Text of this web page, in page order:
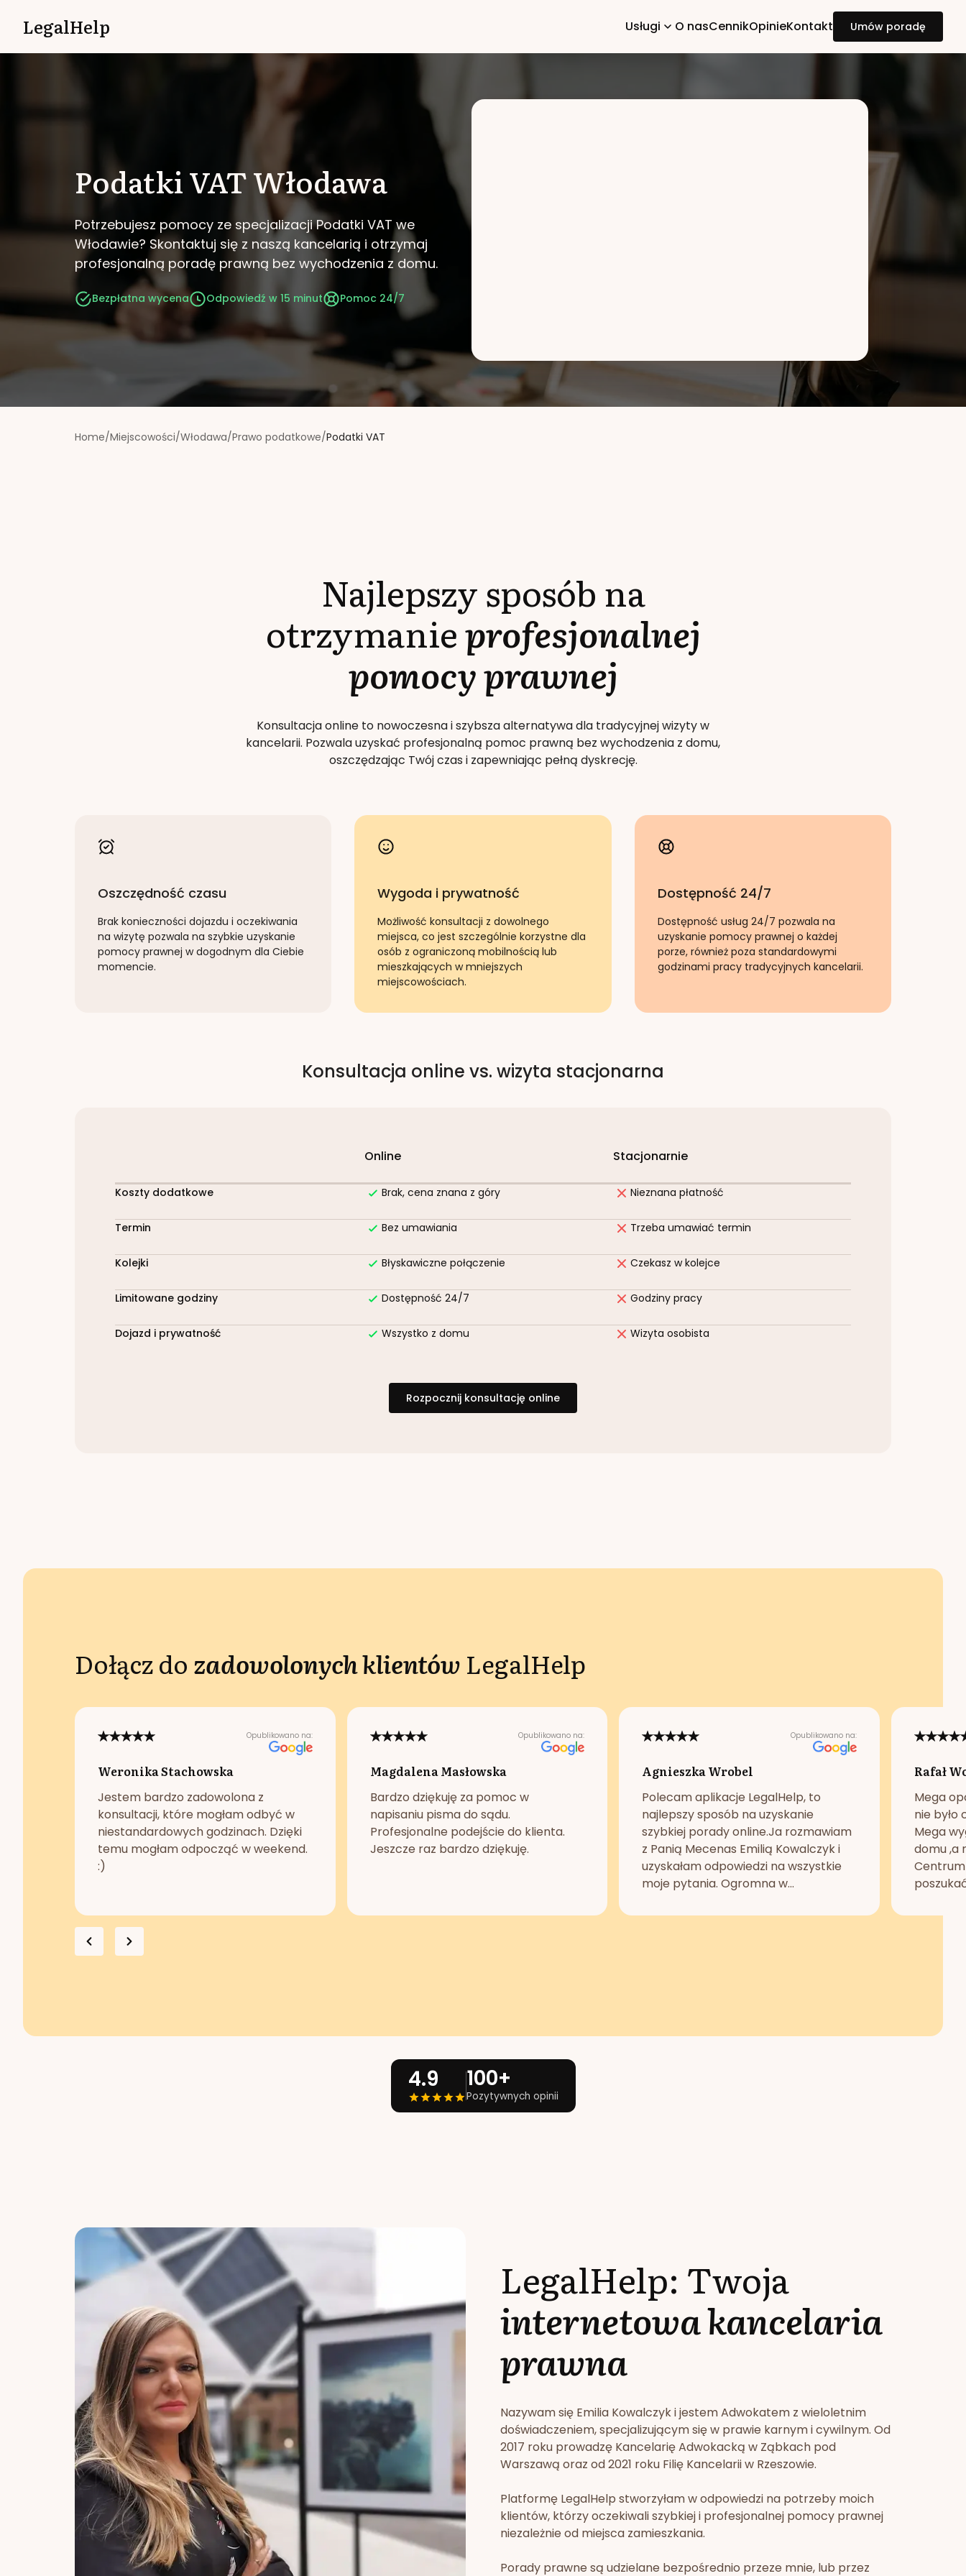
LegalHelp Usługi O nasCennikOpinieKontakt Umów poradę
Podatki VATWłodawa
Potrzebujesz pomocy ze specjalizacji Podatki VAT we
Włodawie? Skontaktuj się z naszą kancelarią i otrzymaj
profesjonalną poradę prawną bez wychodzenia z domu.
Bezpłatna wycena Odpowiedź w 15 minut Pomoc 24/7
Home/Miejscowości/Włodawa/Prawo podatkowe/Podatki VAT
Najlepszy sposób na
otrzymanieprofesjonalnej
pomocy prawnej
Konsultacja online to nowoczesna i szybsza alternatywa dla tradycyjnej wizyty w
kancelarii. Pozwala uzyskać profesjonalną pomoc prawną bez wychodzenia z domu,
oszczędzając Twój czas i zapewniając pełną dyskrecję.
Oszczędność czasu
Brak konieczności dojazdu i oczekiwania
na wizytę pozwala na szybkie uzyskanie
pomocy prawnej w dogodnym dla Ciebie
momencie.
Wygoda i prywatność
Możliwość konsultacji z dowolnego
miejsca, co jest szczególnie korzystne dla
osób z ograniczoną mobilnością lub
mieszkających w mniejszych
miejscowościach.
Dostępność 24/7
Dostępność usług 24/7 pozwala na
uzyskanie pomocy prawnej o każdej
porze, również poza standardowymi
godzinami pracy tradycyjnych kancelarii.
Konsultacja online vs. wizyta stacjonarna
Online Stacjonarnie
Koszty dodatkowe Brak, cena znana z góry Nieznana płatność
Termin Bez umawiania Trzeba umawiać termin
Kolejki Błyskawiczne połączenie Czekasz w kolejce
Limitowane godziny Dostępność 24/7 Godziny pracy
Dojazd i prywatność Wszystko z domu Wizyta osobista
Rozpocznij konsultację online
Dołącz do zadowolonych klientów LegalHelp
Opublikowano na:
Weronika Stachowska
Jestem bardzo zadowolona z
konsultacji, które mogłam odbyć w
niestandardowych godzinach. Dzięki
temu mogłam odpocząć w weekend.
:)
Opublikowano na:
Magdalena Masłowska
Bardzo dziękuję za pomoc w
napisaniu pisma do sądu.
Profesjonalne podejście do klienta.
Jeszcze raz bardzo dziękuję.
Opublikowano na:
Agnieszka Wrobel
Polecam aplikacje LegalHelp, to
najlepszy sposób na uzyskanie
szybkiej porady online.Ja rozmawiam
z Panią Mecenas Emilią Kowalczyk i
uzyskałam odpowiedzi na wszystkie
moje pytania. Ogromna w...
Rafał
Mega
nie było
Mega
domu ,a
4.9 100+
Pozytywnych opinii
LegalHelp: Twoja
internetowa kancelaria
prawna
Nazywam się Emilia Kowalczyk i jestem Adwokatem z wieloletnim
doświadczeniem, specjalizującym się w prawie karnym i cywilnym. Od
2017 roku prowadzę Kancelarię Adwokacką w Ząbkach pod
Warszawą oraz od 2021 roku Filię Kancelarii w Rzeszowie.
Platformę LegalHelp stworzyłam w odpowiedzi na potrzeby moich
klientów, którzy oczekiwali szybkiej i profesjonalnej pomocy prawnej
niezależnie od miejsca zamieszkania.
Porady prawne są udzielane bezpośrednio przeze mnie, lub przez